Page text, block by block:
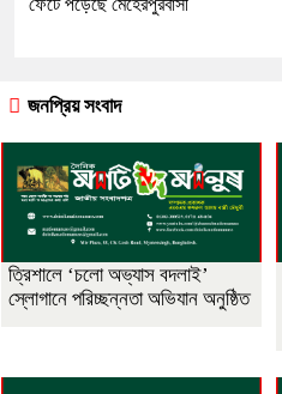
জনপ্রিয় সংবাদ
‎ত্রিশালে ‘চলো অভ্যাস বদলাই’
স্লোগানে পরিচ্ছন্নতা অভিযান অনুষ্ঠিত